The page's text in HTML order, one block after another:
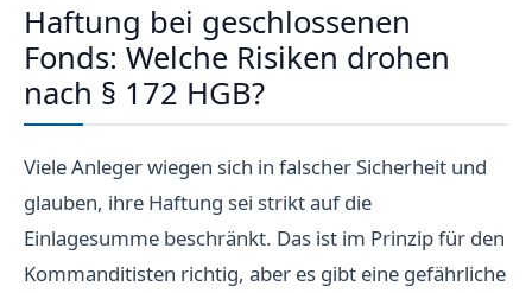
Haftung bei geschlossenen
Fonds: Welche Risiken drohen
nach § 172 HGB?
Viele Anleger wiegen sich in falscher Sicherheit und
glauben, ihre Haftung sei strikt auf die
Einlagesumme beschränkt. Das ist im Prinzip für den
Kommanditisten richtig, aber es gibt eine gefährliche